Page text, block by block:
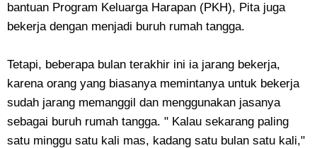
bantuan Program Keluarga Harapan (PKH), Pita juga
bekerja dengan menjadi buruh rumah tangga.
Tetapi, beberapa bulan terakhir ini ia jarang bekerja,
karena orang yang biasanya memintanya untuk bekerja
sudah jarang memanggil dan menggunakan jasanya
sebagai buruh rumah tangga. " Kalau sekarang paling
satu minggu satu kali mas, kadang satu bulan satu kali,"